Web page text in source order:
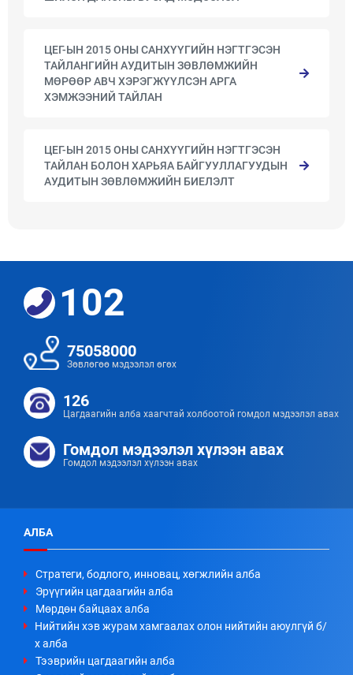
ЦЕГ-ЫН 2015 ОНЫ САНХҮҮГИЙН НЭГТГЭСЭН
ТАЙЛАНГИЙН АУДИТЫН ЗӨВЛӨМЖИЙН
МӨРӨӨР АВЧ ХЭРЭГЖҮҮЛСЭН АРГА
ХЭМЖЭЭНИЙ ТАЙЛАН
ЦЕГ-ЫН 2015 ОНЫ САНХҮҮГИЙН НЭГТГЭСЭН
ТАЙЛАН БОЛОН ХАРЬЯА БАЙГУУЛЛАГУУДЫН
АУДИТЫН ЗӨВЛӨМЖИЙН БИЕЛЭЛТ
102
75058000
Зөвлөгөө мэдээлэл өгөх
126
Цагдаагийн алба хаагчтай холбоотой гомдол мэдээлэл авах
Гомдол мэдээлэл хүлээн авах
Гомдол мэдээлэл хүлээн авах
АЛБА
Стратеги, бодлого, инновац, хөгжлийн алба
Эрүүгийн цагдаагийн алба
Мөрдөн байцаах алба
Нийтийн хэв журам хамгаалах олон нийтийн аюулгүй б/
х алба
Тээврийн цагдаагийн алба